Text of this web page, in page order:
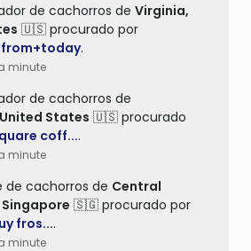
de cachorros deVirginia,
🇺🇸 procurado por
.
minute
de cachorros de
United States 🇺🇸 procurado
coff....
minute
de cachorros de Central
Singapore 🇸🇬 procurado por
fros....
minute